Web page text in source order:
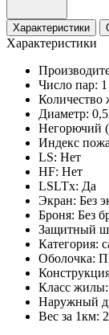
Характеристики
Характеристики
Число пар: 1
Количество
Диаметр:
Негорючий
Индекс
LS: Нет
HF: Нет
LSLTx: Да
Экран: Без
Броня: Без
Защитный
Категория:
Оболочка:
Класс жилы:
Наружный
Вес за 1км: